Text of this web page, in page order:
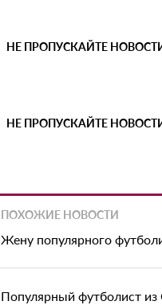
НЕ ПРОПУСКАЙТЕ
НЕ ПРОПУСКАЙТЕ
ПОХОЖИЕ НОВОСТИ
Жену популярного
Популярный футболист